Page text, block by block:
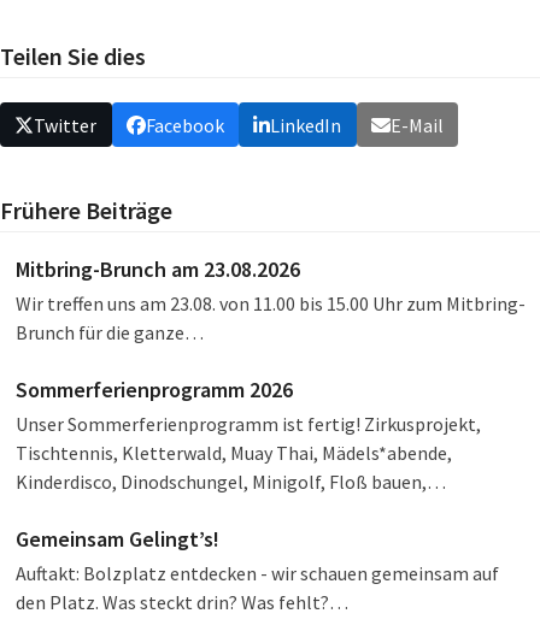
Teilen Sie dies
Twitter Facebook LinkedIn E-Mail
Frühere Beiträge
Mitbring-Brunch am 23.08.2026
Wir treffen uns am 23.08. von 11.00 bis 15.00 Uhr zum Mitbring-
Brunch für die ganze…
Sommerferienprogramm 2026
Unser Sommerferienprogramm ist fertig! Zirkusprojekt,
Tischtennis, Kletterwald, Muay Thai, Mädels*abende,
Kinderdisco, Dinodschungel, Minigolf, Floß bauen,…
Gemeinsam Gelingt’s!
Auftakt: Bolzplatz entdecken - wir schauen gemeinsam auf
den Platz. Was steckt drin? Was fehlt?…